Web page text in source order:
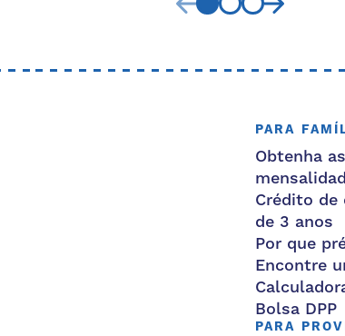
PARA
Obtenha
Crédito de
de 3 anos
Por que
Encontre
Bolsa DPP
PARA